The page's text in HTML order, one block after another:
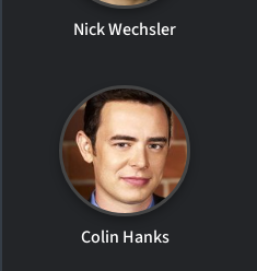
Nick Wechsler
Colin Hanks